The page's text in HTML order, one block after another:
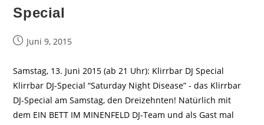
Special
BeitragJuni 9, 2015
Samstag, 13. Juni 2015 (ab 21 Uhr): Klirrbar DJ Special
Klirrbar DJ-Special “Saturday Night Disease” - das Klirrbar
DJ-Special am Samstag, den Dreizehnten! Natürlich mit
dem EIN BETT IM MINENFELD DJ-Team und als Gast mal